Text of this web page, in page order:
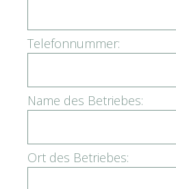
Telefonnummer:
Name des Betriebes:
Ort des Betriebes: